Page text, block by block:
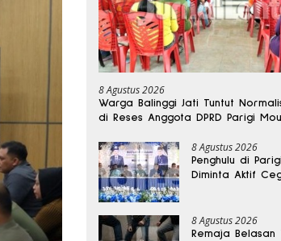
8 Agustus 2026
Warga Balinggi Jati Tuntut
di Reses Anggota DPRD Parigi
8 Agustus 2026
Penghulu di
Diminta Aktif
8 Agustus 2026
Remaja Belasan